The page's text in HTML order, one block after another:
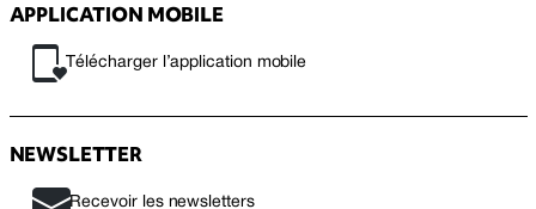
APPLICATION MOBILE
Télécharger l’application mobile
NEWSLETTER
Recevoir les newsletters